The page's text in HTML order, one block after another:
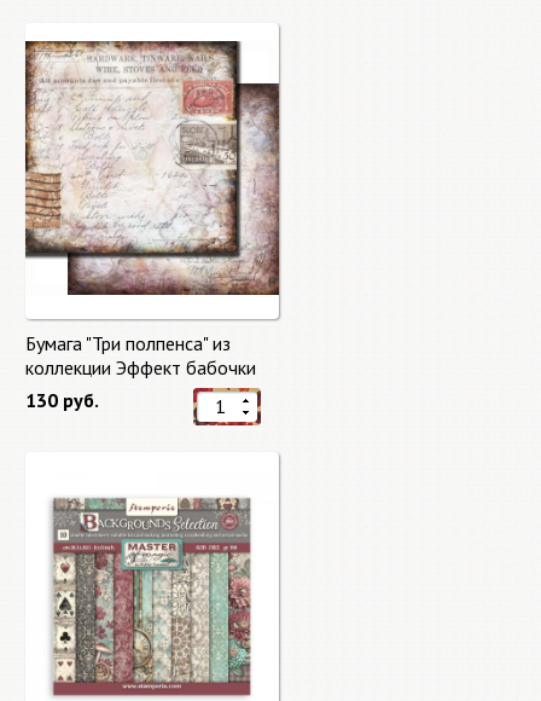
Бумага "Три полпенса" из
коллекции Эффект бабочки
"Butterfly Effect"
130 руб.